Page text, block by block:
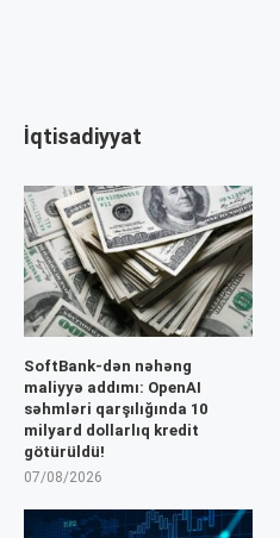
İqtisadiyyat
SoftBank-dən nəhəng
maliyyə addımı: OpenAI
səhmləri qarşılığında 10
milyard dollarlıq kredit
götürüldü!
07/08/2026